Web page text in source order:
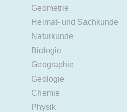
Geometrie
Heimat- und Sachkunde
Naturkunde
Biologie
Geographie
Geologie
Chemie
Physik